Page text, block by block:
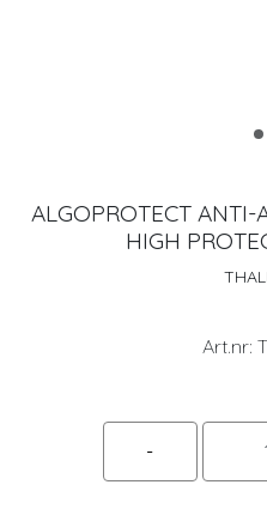
ALGOPROTECT ANTI-
HIGH
Art.nr: